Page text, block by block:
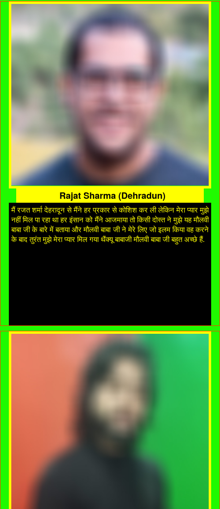
Rajat Sharma (Dehradun)
मैं रजत शर्मा देहरादून से मैंने हर प्रकार से कोशिश कर ली लेकिन मेरा प्यार मुझे
नहीं मिल पा रहा था हर इंसान को मैंने आजमाया तो किसी दोस्त ने मुझे यह मौलवी
बाबा जी के बारे में बताया और मौलवी बाबा जी ने मेरे लिए जो इलम किया वह करने
के बाद तुरंत मुझे मेरा प्यार मिल गया थैंक्यू बाबाजी मौलवी बाबा जी बहुत अच्छे हैं.